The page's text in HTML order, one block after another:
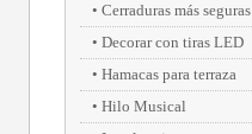
Cerraduras más seguras
Decorar con tiras LED
Hamacas para terraza
Hilo Musical